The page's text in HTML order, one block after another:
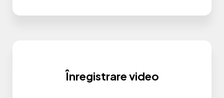
Înregistrare video